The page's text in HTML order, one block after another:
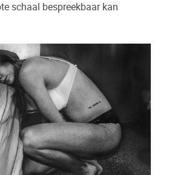
schaal bespreekbaar kan